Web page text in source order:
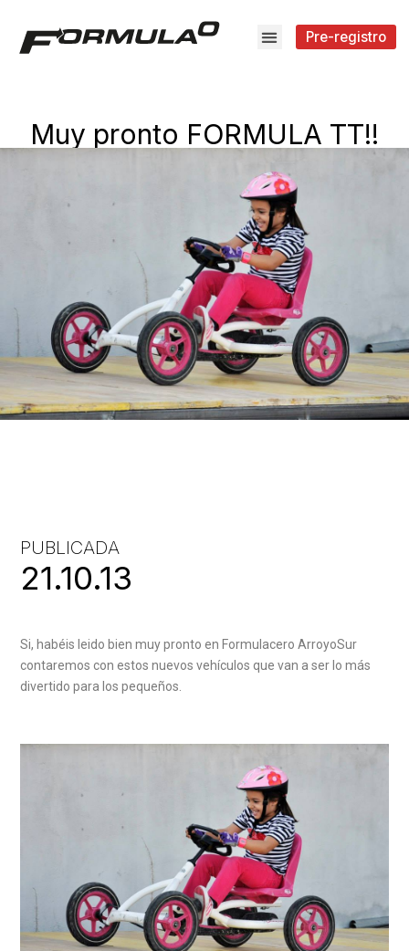
Pre-registro
Muy pronto FORMULA TT!!
PUBLICADA
21.10.13
Si, habéis leido bien muy pronto en Formulacero ArroyoSur
contaremos con estos nuevos vehículos que van a ser lo más
divertido para los pequeños.